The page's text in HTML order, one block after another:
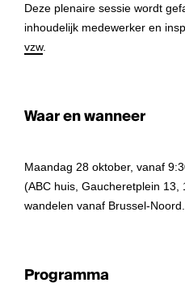
Deze plenaire sessie wordt
inhoudelijk medewerker en
vzw.
Waar en wanneer
Maandag 28 oktober, vanaf
(ABC huis, Gaucheretplein 13,
wandelen vanaf Brussel-Noord.
Programma